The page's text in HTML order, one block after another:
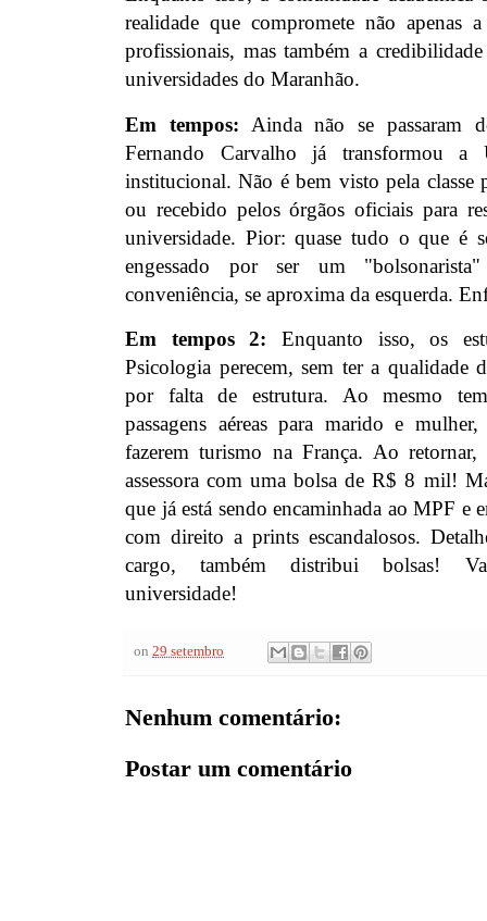
realidade que compromete não apenas
profissionais, mas também a
universidades do Maranhão.
Em tempos: Ainda não se passaram
Fernando Carvalho já transformou
institucional. Não é bem visto pela classe
ou recebido pelos órgãos oficiais para
universidade. Pior: quase tudo o que é
engessado por ser um
conveniência, se aproxima da esquerda.
Em tempos 2: Enquanto isso, os
Psicologia perecem, sem ter a qualidade
por falta de estrutura. Ao mesmo
passagens aéreas para marido e mulher,
fazerem turismo na França. Ao retornar,
assessora com uma bolsa de R$ 8 mil!
que já está sendo encaminhada ao MPF e
com direito a prints escandalosos.
cargo, também distribui bolsas!
universidade!
on 29 setembro
Nenhum comentário:
Postar um comentário